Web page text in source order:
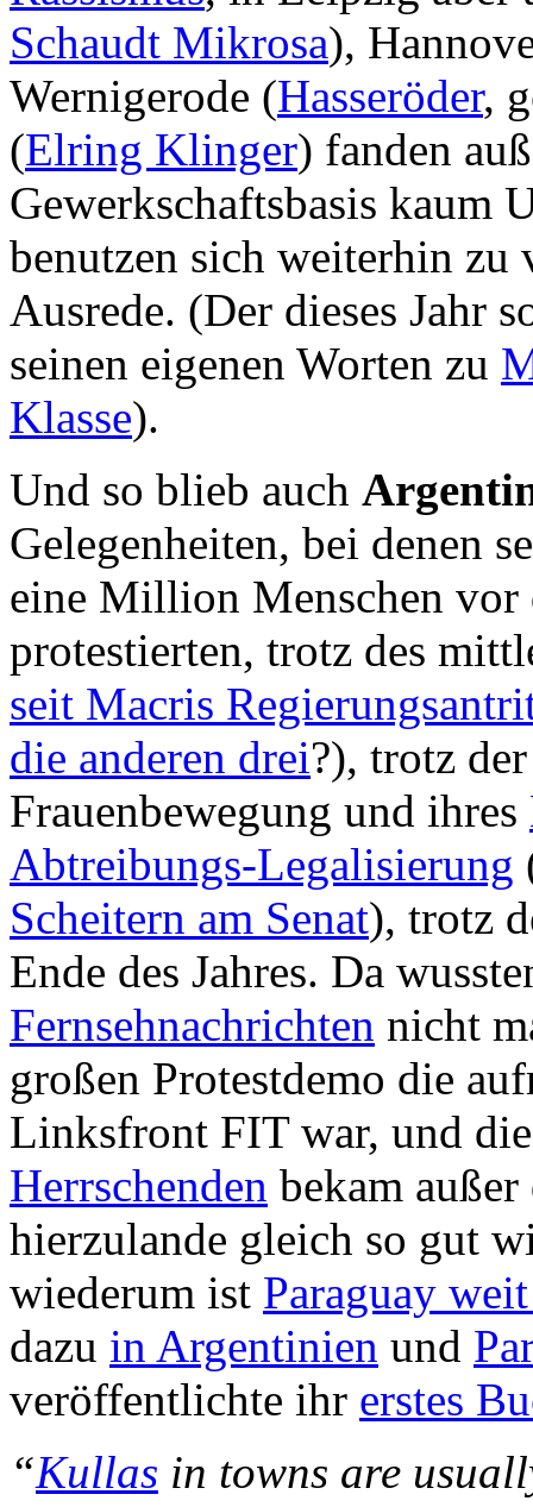
Schaudt Mikrosa),
Wernigerode (Hasseröder,
(Elring Klinger) fanden
Gewerkschaftsbasis kaum
benutzen sich weiterhin zu
Ausrede. (Der dieses Jahr
seinen eigenen Worten zu
Klasse).
Und so blieb auch
Gelegenheiten, bei denen
eine Million Menschen vor
protestierten, trotz des
seit Macris
die anderen drei?), trotz
Frauenbewegung und ihres
Abtreibungs-Legalisierung
Scheitern am Senat), trotz
Ende des Jahres. Da
Fernsehnachrichten nicht
großen Protestdemo die
Linksfront FIT war, und
Herrschenden bekam
hierzulande gleich so gut
wiederum ist Paraguay
dazu in Argentinien und
veröffentlichte ihr erstes
“Kullas in towns are